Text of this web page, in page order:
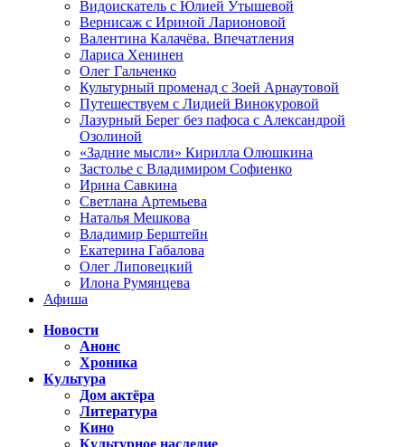
Видоискатель с Юлией Утышевой
Вернисаж с Ириной Ларионовой
Валентина Калачёва. Впечатления
Лариса Хенинен
Олег Гальченко
Культурный променад с Зоей Арнаутовой
Путешествуем с Лидией Винокуровой
Лазурный Берег без пафоса с Александрой
Озолиной
«Задние мысли» Кирилла Олюшкина
Застолье с Владимиром Софиенко
Ирина Савкина
Светлана Артемьева
Наталья Мешкова
Владимир Берштейн
Екатерина Габалова
Олег Липовецкий
Илона Румянцева
Афиша
Новости
Анонс
Хроника
Культура
Дом актёра
Литература
Кино